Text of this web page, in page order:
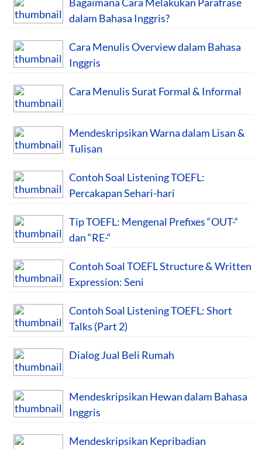
dalam Bahasa Inggris?
Cara Menulis Overview dalam Bahasa
Inggris
Cara Menulis Surat Formal & Informal
Mendeskripsikan Warna dalam Lisan &
Tulisan
Contoh Soal Listening TOEFL:
Percakapan Sehari-hari
Tip TOEFL: Mengenal Prefixes “OUT-“
dan “RE-“
Contoh Soal TOEFL Structure & Written
Expression: Seni
Contoh Soal Listening TOEFL: Short
Talks (Part 2)
Dialog Jual Beli Rumah
Mendeskripsikan Hewan dalam Bahasa
Inggris
Mendeskripsikan Kepribadian